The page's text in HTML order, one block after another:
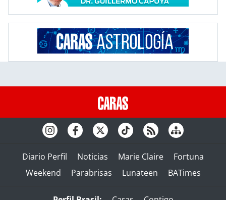
Diario Perfil Noticias Marie Claire
Fortuna
Weekend
Parabrisas Lunateen BATimes